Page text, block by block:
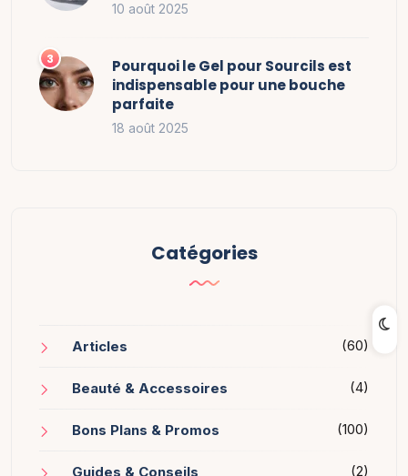
10 août 2025
Pourquoi le Gel pour Sourcils est
indispensable pour une bouche
parfaite
18 août 2025
Catégories
Articles (60)
Beauté & Accessoires (4)
Bons Plans & Promos (100)
Guides & Conseils (2)